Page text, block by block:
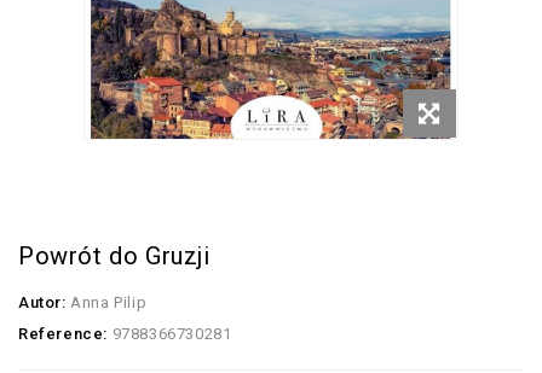
Powrót do Gruzji
Autor: Anna Pilip
Reference: 9788366730281